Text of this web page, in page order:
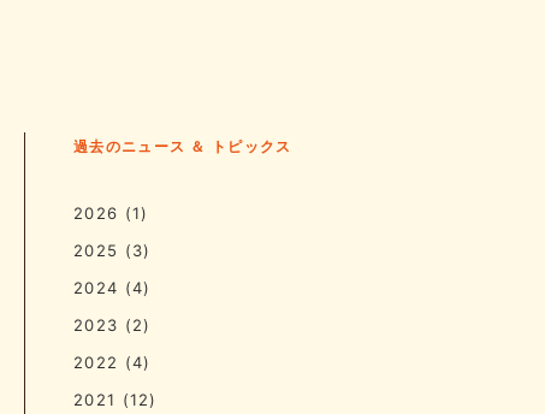
過去のニュース ＆ トピックス
2026 (1)
2025 (3)
2024 (4)
2023 (2)
2022 (4)
2021 (12)